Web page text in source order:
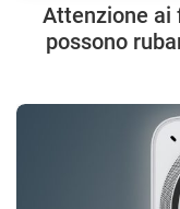
Attenzione ai
possono